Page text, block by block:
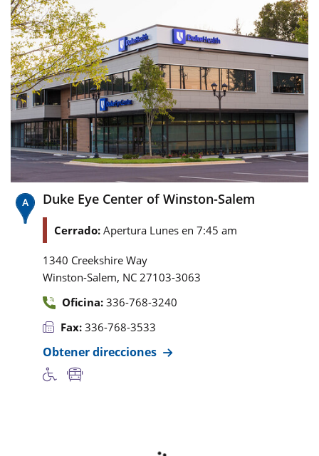
Duke Eye Center of Winston-Salem
Cerrado: Apertura Lunes en 7:45 am
1340 Creekshire Way
Winston-Salem, NC 27103-3063
Oficina: 336-768-3240
Fax: 336-768-3533
Obtener direcciones